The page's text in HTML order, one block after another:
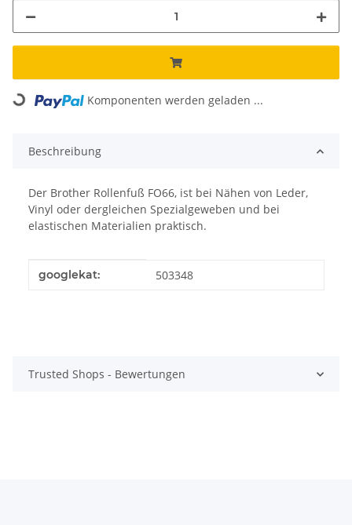
Loading... Komponenten werden geladen ...
Beschreibung
Der Brother Rollenfuß FO66, ist bei Nähen von Leder,
Vinyl oder dergleichen Spezialgeweben und bei
elastischen Materialien praktisch.
Produkteigenschaft
Wert
googlekat: 503348
Trusted Shops - Bewertungen